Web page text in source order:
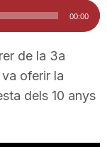
00:00
de la 3a
oferir la
dels 10 anys